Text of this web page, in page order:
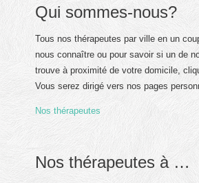
Qui sommes-nous?
Tous nos thérapeutes par ville en un
nous connaître ou pour savoir si un de
trouve à proximité de votre domicile,
Vous serez dirigé vers nos pages
Nos thérapeutes
Nos thérapeutes à …